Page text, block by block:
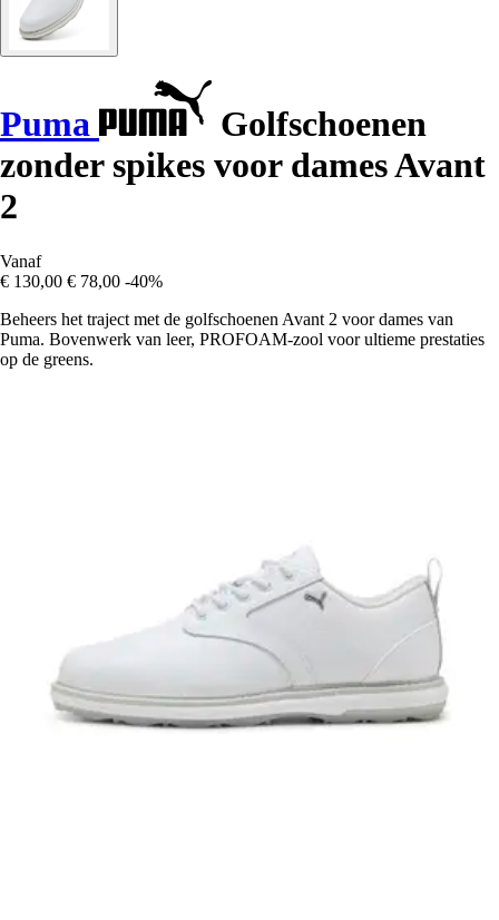
Puma
Golfschoenen
zonder spikes voor dames Avant
2
Vanaf
€ 130,00 € 78,00 -40%
Beheers het traject met de golfschoenen Avant 2 voor dames van
Puma. Bovenwerk van leer, PROFOAM-zool voor ultieme prestaties
op de greens.